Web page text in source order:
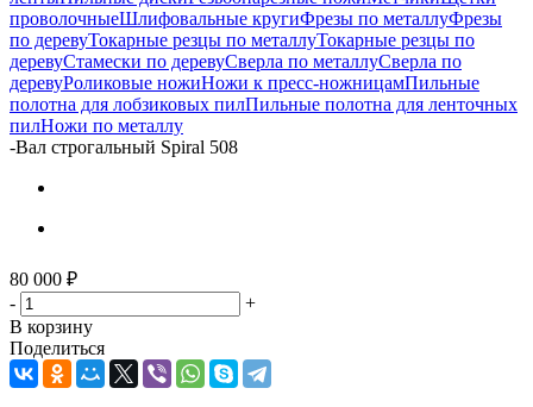
проволочныеШлифовальные кругиФрезы по металлуФрезы
по деревуТокарные резцы по металлуТокарные резцы по
деревуСтамески по деревуСверла по металлуСверла по
деревуРоликовые ножиНожи к пресс-ножницамПильные
полотна для лобзиковых пилПильные полотна для ленточных
пилНожи по металлу
-Вал строгальный Spiral 508
80 000 ₽
-
+
В корзину
Поделиться